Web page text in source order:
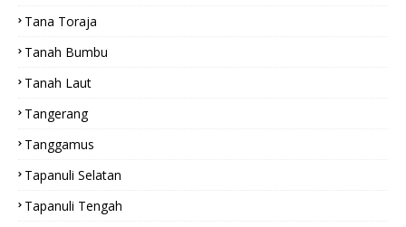
Tana Toraja
Tanah Bumbu
Tanah Laut
Tangerang
Tanggamus
Tapanuli Selatan
Tapanuli Tengah